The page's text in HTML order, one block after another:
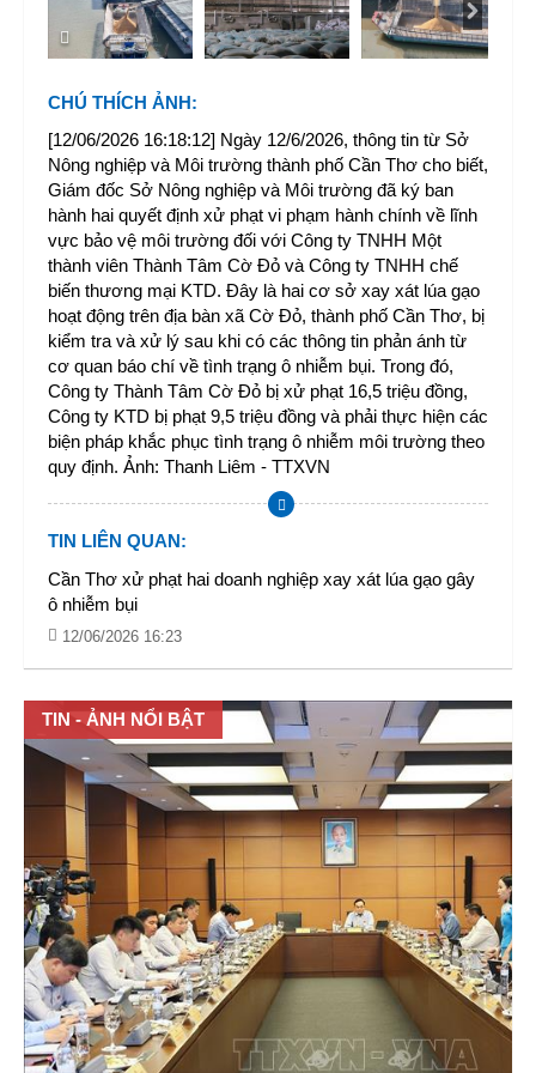
CHÚ THÍCH ẢNH:
[12/06/2026 16:18:12] Ngày 12/6/2026, thông tin từ Sở
Nông nghiệp và Môi trường thành phố Cần Thơ cho biết,
Giám đốc Sở Nông nghiệp và Môi trường đã ký ban
hành hai quyết định xử phạt vi phạm hành chính về lĩnh
vực bảo vệ môi trường đối với Công ty TNHH Một
thành viên Thành Tâm Cờ Đỏ và Công ty TNHH chế
biến thương mại KTD. Đây là hai cơ sở xay xát lúa gạo
hoạt động trên địa bàn xã Cờ Đỏ, thành phố Cần Thơ, bị
kiểm tra và xử lý sau khi có các thông tin phản ánh từ
cơ quan báo chí về tình trạng ô nhiễm bụi. Trong đó,
Công ty Thành Tâm Cờ Đỏ bị xử phạt 16,5 triệu đồng,
Công ty KTD bị phạt 9,5 triệu đồng và phải thực hiện các
biện pháp khắc phục tình trạng ô nhiễm môi trường theo
quy định. Ảnh: Thanh Liêm - TTXVN
TIN LIÊN QUAN:
Cần Thơ xử phạt hai doanh nghiệp xay xát lúa gạo gây
ô nhiễm bụi
12/06/2026 16:23
TIN - ẢNH NỔI BẬT